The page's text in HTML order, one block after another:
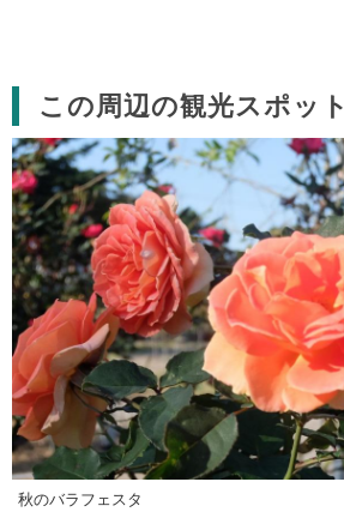
この周辺の観光スポット
秋のバラフェスタ